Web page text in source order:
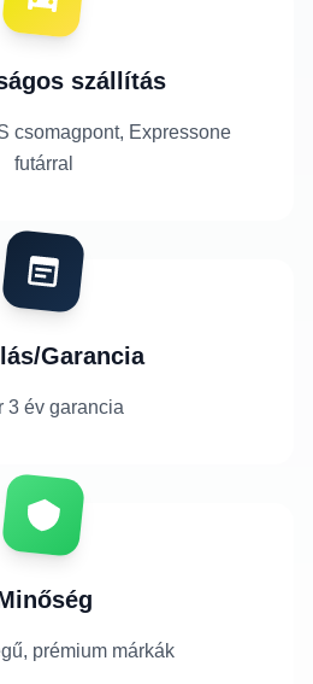
szállítás
csomagpont, Expressone
futárral
Garancia
3 év garancia
prémium márkák